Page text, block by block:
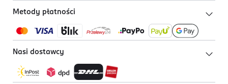
Metody płatności
Nasi dostawcy